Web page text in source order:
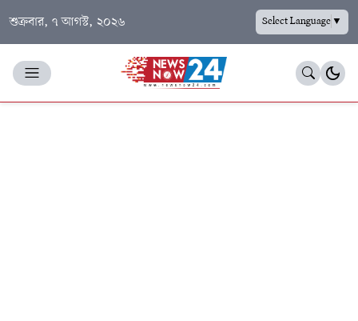
শুক্রবার, ৭ আগস্ট, ২০২৬ Select Language▼